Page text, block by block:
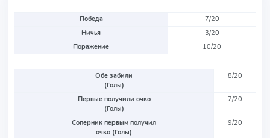
Победа
7/20
Ничья
3/20
Поражение
10/20
Обе забили
(Голы)
8/20
Первые получили очко
(Голы)
7/20
Соперник первым получил
очко (Голы)
9/20